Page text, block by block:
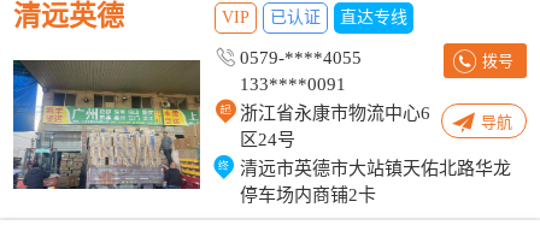
清远英德
VIP 已认证 直达专线
0579-****4055
133****0091
拨号
浙江省永康市物流中心6
区24号
导航
清远市英德市大站镇天佑北路华龙
停车场内商铺2卡